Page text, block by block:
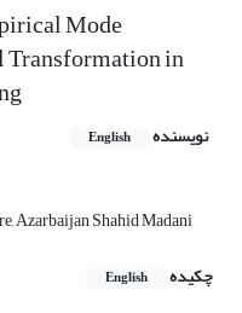
Mode
in
نویسنده English
Azarbaijan Shahid Madani
چکیده
English